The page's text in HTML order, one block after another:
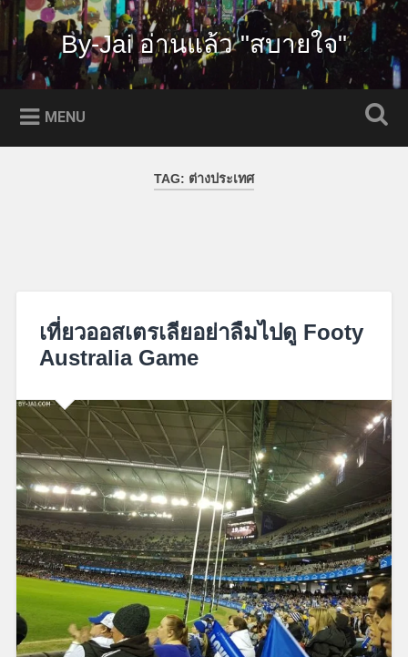
Skip
content
Search By-Jai อ่านแล้ว "สบายใจ"
MENU
TAG: ต่างประเทศ
เที่ยวออสเตรเลียอย่าลืมไปดู Footy
Australia Game